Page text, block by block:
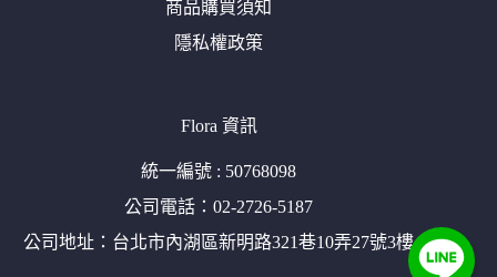
商品購買須知
隱私權政策
Flora 資訊
統一編號 : 50768098
公司電話：02-2726-5187
公司地址：台北市內湖區新明路321巷10弄27號3樓